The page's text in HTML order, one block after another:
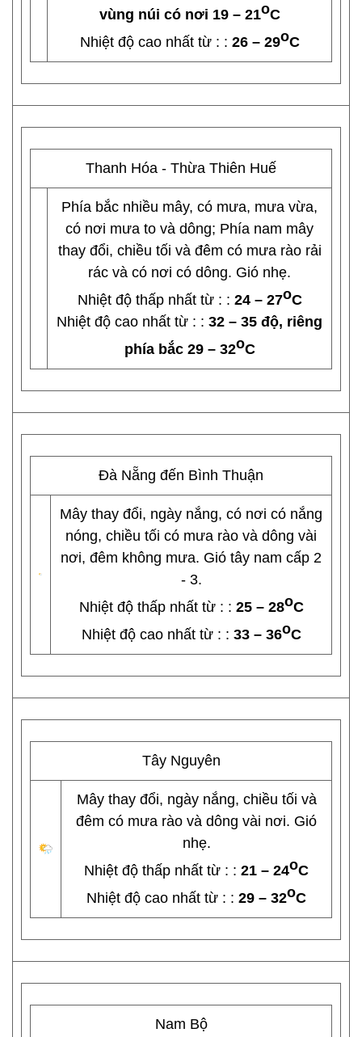
vùng núi có nơi 19 – 21oC
Nhiệt độ cao nhất từ : : 26 – 29oC
Thanh Hóa - Thừa Thiên Huế
Phía bắc nhiều mây, có mưa, mưa vừa,
có nơi mưa to và dông; Phía nam mây
thay đổi, chiều tối và đêm có mưa rào rải
rác và có nơi có dông. Gió nhẹ.
Nhiệt độ thấp nhất từ : : 24 – 27oC
Nhiệt độ cao nhất từ : : 32 – 35 độ, riêng
phía bắc 29 – 32oC
Đà Nẵng đến Bình Thuận
Mây thay đổi, ngày nắng, có nơi có nắng
nóng, chiều tối có mưa rào và dông vài
nơi, đêm không mưa. Gió tây nam cấp 2
- 3.
Nhiệt độ thấp nhất từ : : 25 – 28oC
Nhiệt độ cao nhất từ : : 33 – 36oC
Tây Nguyên
Mây thay đổi, ngày nắng, chiều tối và
đêm có mưa rào và dông vài nơi. Gió
nhẹ.
Nhiệt độ thấp nhất từ : : 21 – 24oC
Nhiệt độ cao nhất từ : : 29 – 32oC
Nam Bộ